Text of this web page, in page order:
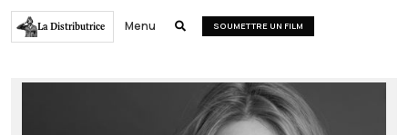
La Distributrice Menu  SOUMETTRE UN FILM